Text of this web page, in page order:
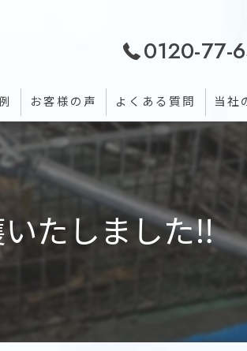
0120-77-
お客様の声 よくある質問 当社
ゴキ
ト
たしました‼️